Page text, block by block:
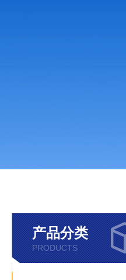
产品分类
PRODUCTS